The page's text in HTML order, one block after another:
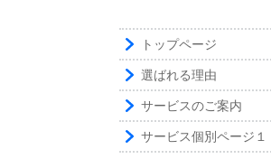
トップページ
選ばれる理由
サービスのご案内
サービス個別ページ１